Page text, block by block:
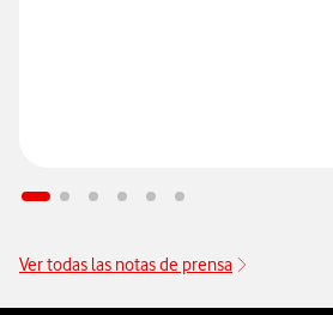
Ver todas las notas de prensa